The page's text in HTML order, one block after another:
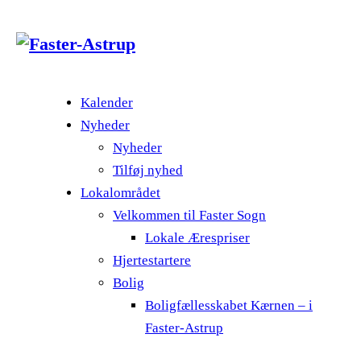
Kalender
Nyheder
Nyheder
Tilføj nyhed
Lokalområdet
Velkommen til Faster Sogn
Lokale Ærespriser
Hjertestartere
Bolig
Boligfællesskabet Kærnen – i
Faster-Astrup